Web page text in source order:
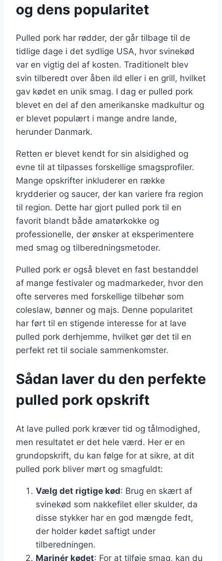
og dens popularitet
Pulled pork har rødder, der går tilbage til de
tidlige dage i det sydlige USA, hvor svinekød
var en vigtig del af kosten. Traditionelt blev
svin tilberedt over åben ild eller i en grill, hvilket
gav kødet en unik smag. I dag er pulled pork
blevet en del af den amerikanske madkultur og
er blevet populært i mange andre lande,
herunder Danmark.
Retten er blevet kendt for sin alsidighed og
evne til at tilpasses forskellige smagsprofiler.
Mange opskrifter inkluderer en række
krydderier og saucer, der kan variere fra region
til region. Dette har gjort pulled pork til en
favorit blandt både amatørkokke og
professionelle, der ønsker at eksperimentere
med smag og tilberedningsmetoder.
Pulled pork er også blevet en fast bestanddel
af mange festivaler og madmarkeder, hvor den
ofte serveres med forskellige tilbehør som
coleslaw, bønner og majs. Denne popularitet
har ført til en stigende interesse for at lave
pulled pork derhjemme, hvilket gør det til en
perfekt ret til sociale sammenkomster.
Sådan laver du den perfekte
pulled pork opskrift
At lave pulled pork kræver tid og tålmodighed,
men resultatet er det hele værd. Her er en
grundopskrift, du kan følge for at sikre, at dit
pulled pork bliver mørt og smagfuldt:
Vælg det rigtige kød: Brug en skært af
svinekød som nakkefilet eller skulder, da
disse stykker har en god mængde fedt,
der holder kødet saftigt under
tilberedningen.
Marinér kødet: For at tilføje smag, kan du